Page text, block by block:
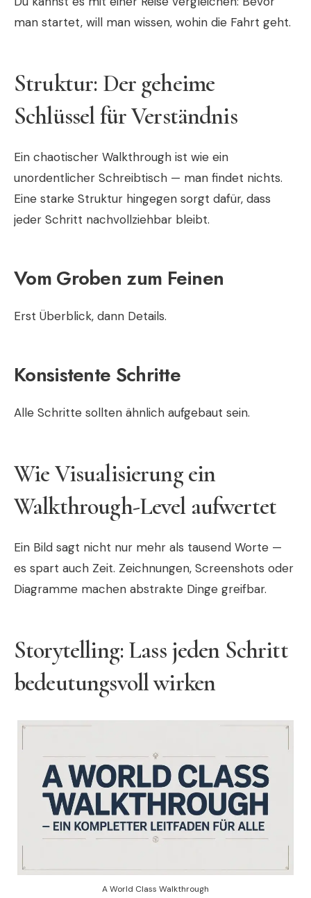
man startet, will man wissen, wohin die Fahrt geht.
Struktur: Der geheime
Schlüssel für Verständnis
Ein chaotischer Walkthrough ist wie ein
unordentlicher Schreibtisch — man findet nichts.
Eine starke Struktur hingegen sorgt dafür, dass
jeder Schritt nachvollziehbar bleibt.
Vom Groben zum Feinen
Erst Überblick, dann Details.
Konsistente Schritte
Alle Schritte sollten ähnlich aufgebaut sein.
Wie Visualisierung ein
Walkthrough-Level aufwertet
Ein Bild sagt nicht nur mehr als tausend Worte —
es spart auch Zeit. Zeichnungen, Screenshots oder
Diagramme machen abstrakte Dinge greifbar.
Storytelling: Lass jeden Schritt
bedeutungsvoll wirken
A World Class Walkthrough